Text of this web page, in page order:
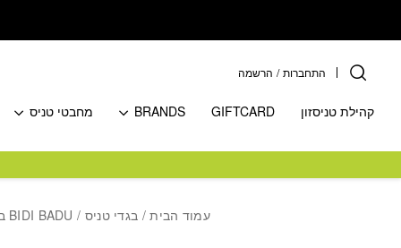
התחברות / הרשמה
קהילת טניסזון GIFTCARD
BRANDS מחבטי טניס
עמוד הבית/ בגדי טניס / BIDI BADU ביגוד